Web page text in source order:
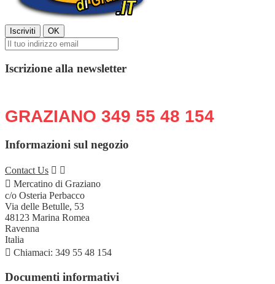
Iscrizione alla newsletter
GRAZIANO 349 55 48 154
Informazioni sul negozio
Contact Us  
 Mercatino di Graziano
c/o Osteria Perbacco
Via delle Betulle, 53
48123 Marina Romea
Ravenna
Italia
 Chiamaci: 349 55 48 154
Documenti informativi